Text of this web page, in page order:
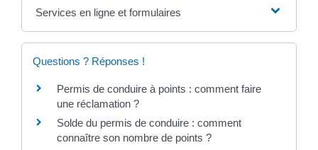
Services en ligne et formulaires
Questions ? Réponses !
Permis de conduire à points : comment faire
une réclamation ?
Solde du permis de conduire : comment
connaître son nombre de points ?